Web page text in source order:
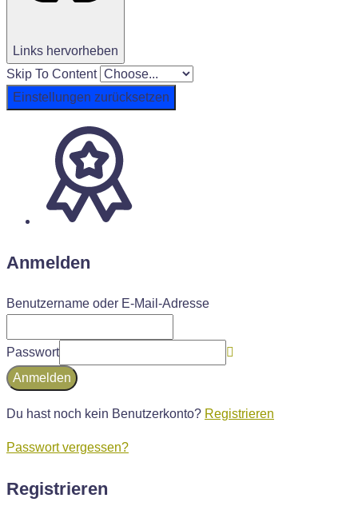
Links hervorheben
Skip To Content
Einstellungen zurücksetzen
Anmelden
Benutzername oder E-Mail-Adresse
Passwort
Anmelden
Du hast noch kein Benutzerkonto? Registrieren
Passwort vergessen?
Registrieren